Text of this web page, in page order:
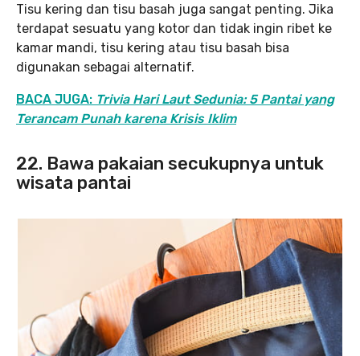
Tisu kering dan tisu basah juga sangat penting. Jika
terdapat sesuatu yang kotor dan tidak ingin ribet ke
kamar mandi, tisu kering atau tisu basah bisa
digunakan sebagai alternatif.
BACA JUGA: Trivia Hari Laut Sedunia: 5 Pantai yang
Terancam Punah karena Krisis Iklim
22. Bawa pakaian secukupnya untuk
wisata pantai